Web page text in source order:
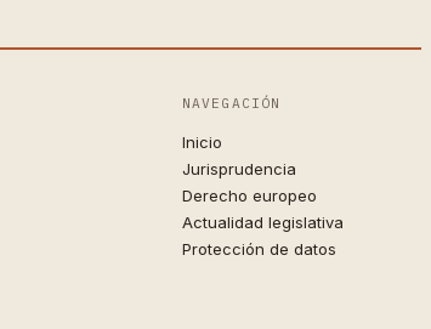
NAVEGACIÓN
Inicio
Jurisprudencia
Derecho europeo
Actualidad legislativa
Protección de datos